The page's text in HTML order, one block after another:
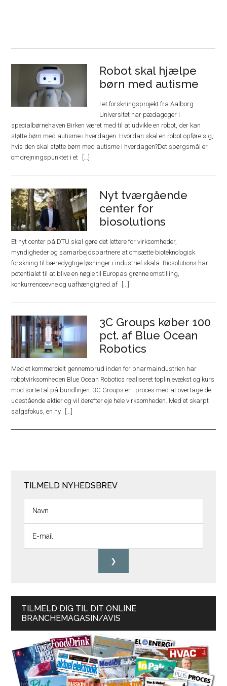
Robot skal hjælpe
børn med autisme
I et forskningsprojekt fra Aalborg
Universitet har pædagoger i
specialbørnehaven Birken været med til at udvikle en robot, der kan
støtte børn med autisme i hverdagen. Hvordan skal en robot opføre sig,
hvis den skal støtte børn med autisme i hverdagen?Det spørgsmål er
omdrejningspunktet i et
Nyt tværgående
center for
biosolutions
Et nyt center på DTU skal gøre det lettere for virksomheder,
myndigheder og samarbejdspartnere at omsætte bioteknologisk
forskning til bæredygtige løsninger i industriel skala. Biosolutions har
potentialet til at blive en nøgle til Europas grønne omstilling,
konkurrenceevne og uafhængighed af
3C Groups køber 100
pct. af Blue Ocean
Robotics
Med et kommercielt gennembrud inden for pharmaindustrien har
robotvirksomheden Blue Ocean Robotics realiseret toplinjevækst og kurs
mod sorte tal på bundlinjen. 3C Groups er i proces med at overtage de
udestående aktier og vil derefter eje hele virksomheden. Med et skarpt
salgsfokus, en ny
TILMELD NYHEDSBREV
TILMELD DIG TIL DIT ONLINE
BRANCHEMAGASIN/AVIS